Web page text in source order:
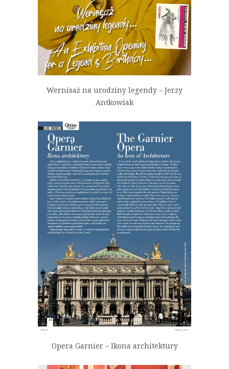
Wernisaż na urodziny legendy – Jerzy
Antkowiak
Opera Garnier – Ikona architektury